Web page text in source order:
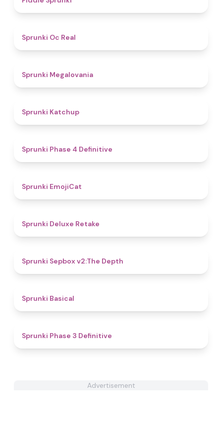
Sprunki Oc Real
Sprunki Megalovania
Sprunki Katchup
Sprunki Phase 4 Definitive
Sprunki EmojiCat
Sprunki Deluxe Retake
Sprunki Sepbox v2:The Depth
Sprunki Basical
Sprunki Phase 3 Definitive
Advertisement